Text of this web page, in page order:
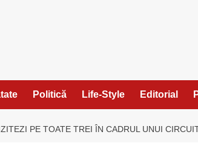
Politică Life-Style Editorial
PE TOATE TREI ÎN CADRUL UNUI